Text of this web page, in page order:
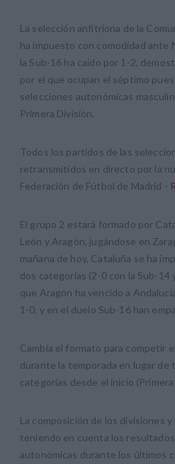
La selección anfitriona de la
ha impuesto con comodidad ante
la Sub-16 ha caído por 1-2,
por el que ocupan el séptimo
selecciones autonómicas
Primera División.
Todos los partidos de las
retransmitidos en directo por la
Federación de Fútbol de Madrid -
El grupo 2 estará formado por
León y Aragón, jugándose en
mañana de hoy, Cataluña se ha
dos categorías (2-0 con la Sub-14
que Aragón ha vencido a
1-0, y en el duelo Sub-16 han
Cambia el formato para competir
durante la temporada en lugar de
categorías desde el inicio
La composición de los divisiones
teniendo en cuenta los
autonómicas durante los últimos